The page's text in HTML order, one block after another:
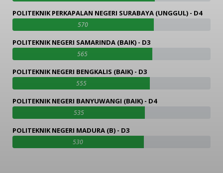
POLITEKNIK PERKAPALAN NEGERI SURABAYA (UNGGUL) - D4
570
POLITEKNIK NEGERI SAMARINDA (BAIK) - D3
565
POLITEKNIK NEGERI BENGKALIS (BAIK) - D3
555
POLITEKNIK NEGERI BANYUWANGI (BAIK) - D4
535
POLITEKNIK NEGERI MADURA (B) - D3
530